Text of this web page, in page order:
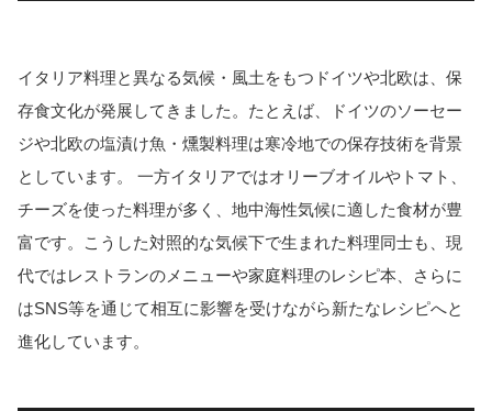
イタリア料理と異なる気候・風土をもつドイツや北欧は、保
存食文化が発展してきました。たとえば、ドイツのソーセー
ジや北欧の塩漬け魚・燻製料理は寒冷地での保存技術を背景
としています。 一方イタリアではオリーブオイルやトマト、
チーズを使った料理が多く、地中海性気候に適した食材が豊
富です。こうした対照的な気候下で生まれた料理同士も、現
代ではレストランのメニューや家庭料理のレシピ本、さらに
はSNS等を通じて相互に影響を受けながら新たなレシピへと
進化しています。